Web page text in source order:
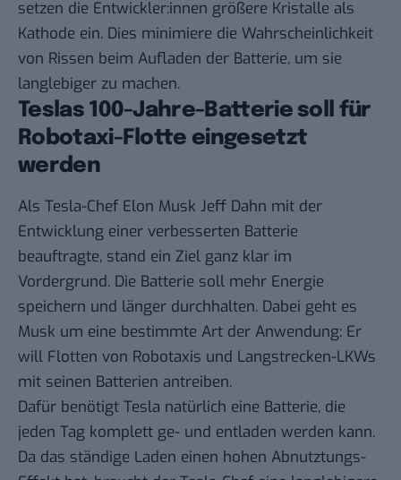
setzen die Entwickler:innen größere Kristalle als
Kathode ein. Dies minimiere die Wahrscheinlichkeit
von Rissen beim Aufladen der Batterie, um sie
langlebiger zu machen.
Teslas 100-Jahre-Batterie soll für
Robotaxi-Flotte eingesetzt
werden
Als Tesla-Chef Elon Musk Jeff Dahn mit der
Entwicklung einer verbesserten Batterie
beauftragte, stand ein Ziel ganz klar im
Vordergrund. Die Batterie soll mehr Energie
speichern und länger durchhalten. Dabei geht es
Musk um eine bestimmte Art der Anwendung: Er
will Flotten von Robotaxis und Langstrecken-LKWs
mit seinen Batterien antreiben.
Dafür benötigt Tesla natürlich eine Batterie, die
jeden Tag komplett ge- und entladen werden kann.
Da das ständige Laden einen hohen Abnutztungs-